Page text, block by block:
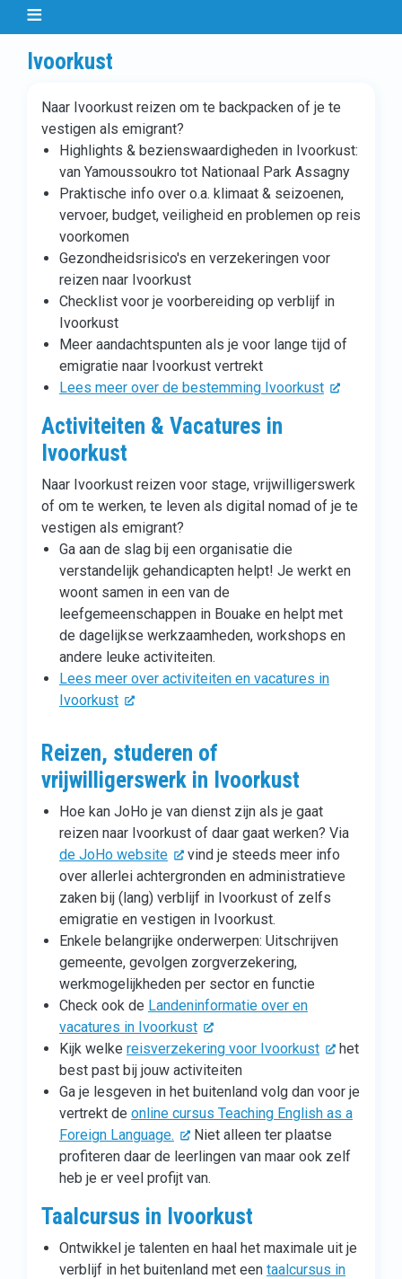
Ivoorkust
Naar Ivoorkust reizen om te backpacken of je te
vestigen als emigrant?
Highlights & bezienswaardigheden in Ivoorkust:
van Yamoussoukro tot Nationaal Park Assagny
Praktische info over o.a. klimaat & seizoenen,
vervoer, budget, veiligheid en problemen op reis
voorkomen
Gezondheidsrisico's en verzekeringen voor
reizen naar Ivoorkust
Checklist voor je voorbereiding op verblijf in
Ivoorkust
Meer aandachtspunten als je voor lange tijd of
emigratie naar Ivoorkust vertrekt
Lees meer over de bestemming Ivoorkust
Activiteiten & Vacatures in
Ivoorkust
Naar Ivoorkust reizen voor stage, vrijwilligerswerk
of om te werken, te leven als digital nomad of je te
vestigen als emigrant?
Ga aan de slag bij een organisatie die
verstandelijk gehandicapten helpt! Je werkt en
woont samen in een van de
leefgemeenschappen in Bouake en helpt met
de dagelijkse werkzaamheden, workshops en
andere leuke activiteiten.
Lees meer over activiteiten en vacatures in
Ivoorkust
Reizen, studeren of
vrijwilligerswerk in Ivoorkust
Hoe kan JoHo je van dienst zijn als je gaat
reizen naar Ivoorkust of daar gaat werken? Via
de JoHo website
vind je steeds meer info
over allerlei achtergronden en administratieve
zaken bij (lang) verblijf in Ivoorkust of zelfs
emigratie en vestigen in Ivoorkust.
Enkele belangrijke onderwerpen: Uitschrijven
gemeente, gevolgen zorgverzekering,
werkmogelijkheden per sector en functie
Check ook de Landeninformatie over en
vacatures in Ivoorkust
Kijk welke reisverzekering voor Ivoorkust
het
best past bij jouw activiteiten
Ga je lesgeven in het buitenland volg dan voor je
vertrekt de online cursus Teaching English as a
Foreign Language.
Niet alleen ter plaatse
profiteren daar de leerlingen van maar ook zelf
heb je er veel profijt van.
Taalcursus in Ivoorkust
Ontwikkel je talenten en haal het maximale uit je
verblijf in het buitenland met een taalcursus in